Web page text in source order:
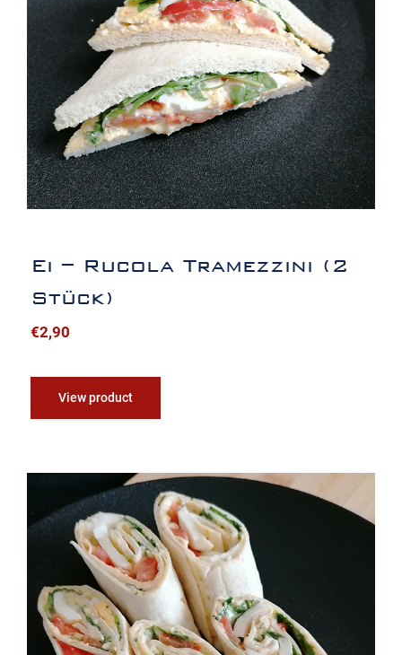
Ei – Rucola Tramezzini (2 Stück)
Ei – Rucola Tramezzini (2
Stück)
€2,90
View product
Ei – Rucola Wraps (5 Stück)